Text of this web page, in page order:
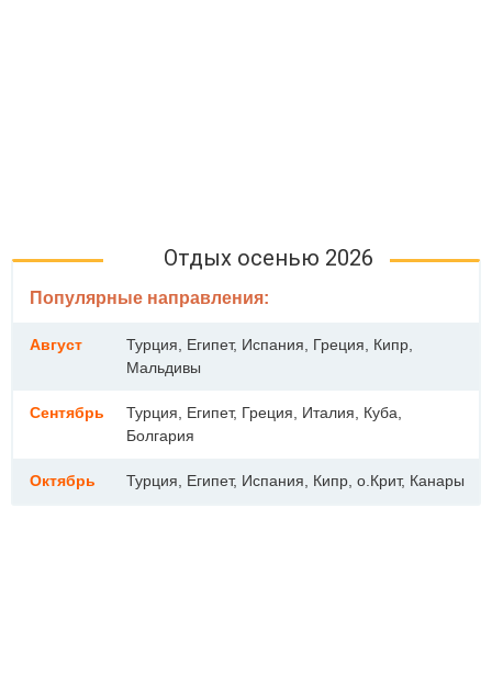
Отдых осенью 2026
Популярные направления:
Август
Турция, Египет, Испания, Греция, Кипр,
Мальдивы
Сентябрь
Турция, Египет, Греция, Италия, Куба,
Болгария
Октябрь Турция, Египет, Испания, Кипр, о.Крит, Канары